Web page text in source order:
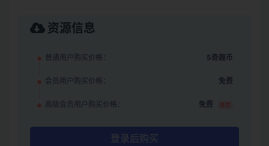
资源信息
普通用户购买价格： 5奇趣币
会员用户购买价格： 免费
高级会员用户购买价格： 免费 推荐
登录后购买